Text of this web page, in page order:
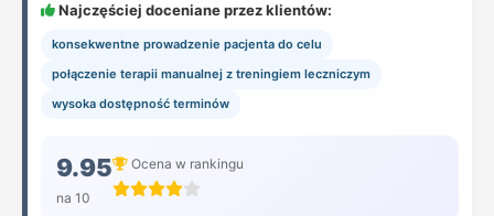
Najczęściej doceniane przez klientów:
konsekwentne prowadzenie pacjenta do celu
połączenie terapii manualnej z treningiem leczniczym
wysoka dostępność terminów
9.95
na 10
Ocena w rankingu